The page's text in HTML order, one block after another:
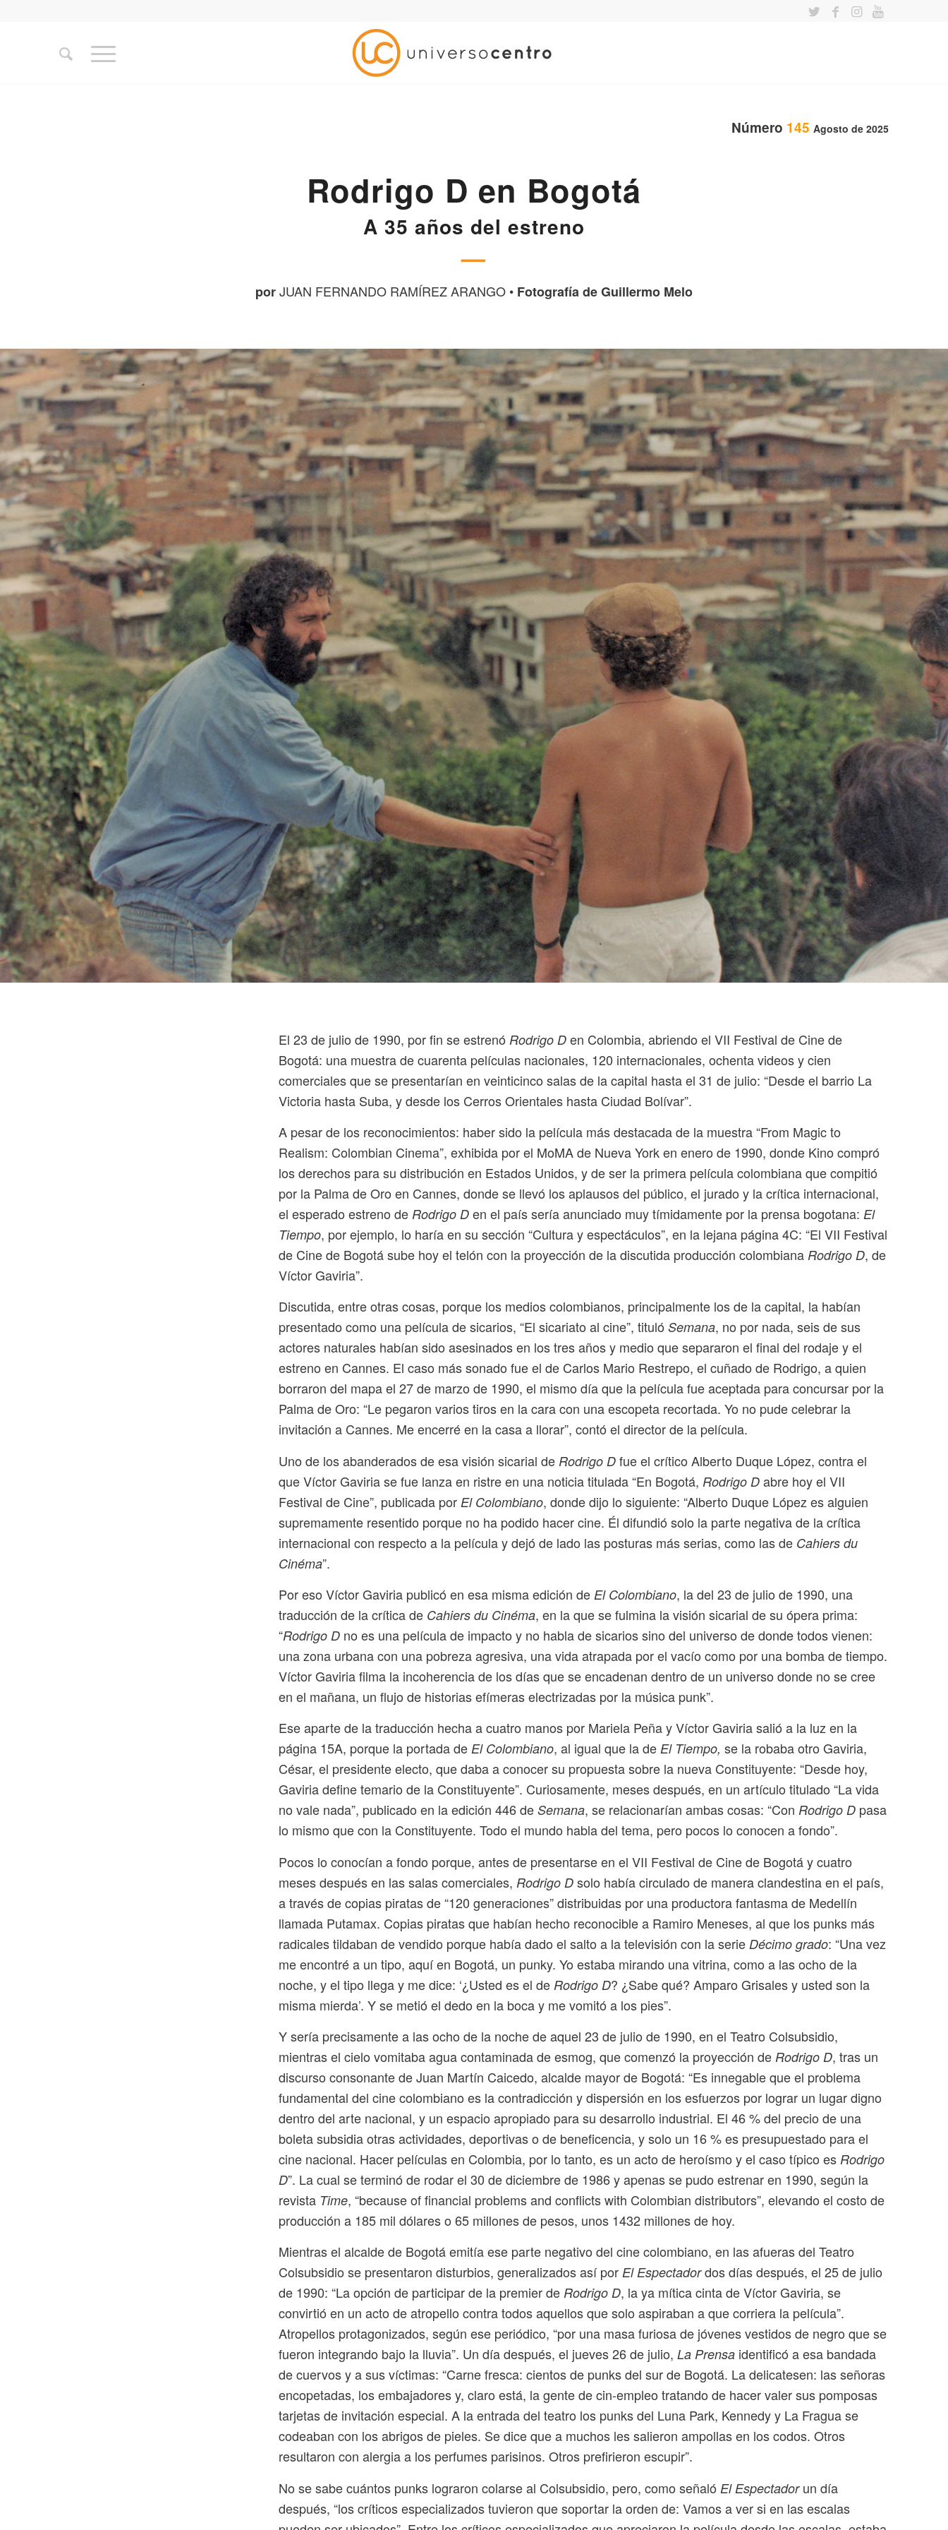
Número 145 Agosto de 2025
Rodrigo D en Bogotá
A 35 años del estreno
—
porJUAN FERNANDO RAMÍREZ ARANGO • Fotografía de Guillermo Melo
El 23 de julio de 1990, por fin se estrenó Rodrigo D en Colombia, abriendo el VII Festival de Cine de
Bogotá: una muestra de cuarenta películas nacionales, 120 internacionales, ochenta videos y cien
comerciales que se presentarían en veinticinco salas de la capital hasta el 31 de julio: “Desde el barrio La
Victoria hasta Suba, y desde los Cerros Orientales hasta Ciudad Bolívar”.
A pesar de los reconocimientos: haber sido la película más destacada de la muestra “From Magic to
Realism: Colombian Cinema”, exhibida por el MoMA de Nueva York en enero de 1990, donde Kino compró
los derechos para su distribución en Estados Unidos, y de ser la primera película colombiana que compitió
por la Palma de Oro en Cannes, donde se llevó los aplausos del público, el jurado y la crítica internacional,
el esperado estreno de Rodrigo Den el país sería anunciado muy tímidamente por la prensa bogotana: El
Tiempo, por ejemplo, lo haría en su sección “Cultura y espectáculos”, en la lejana página 4C: “El VII Festival
de Cine de Bogotá sube hoy el telón con la proyección de la discutida producción colombiana Rodrigo D, de
Víctor Gaviria”.
Discutida, entre otras cosas, porque los medios colombianos, principalmente los de la capital, la habían
presentado como una película de sicarios, “El sicariato al cine”, titulóSemana, no por nada, seis de sus
actores naturales habían sido asesinados en los tres años y medio que separaron el final del rodaje y el
estreno en Cannes. El caso más sonado fue el de Carlos Mario Restrepo, el cuñado de Rodrigo, a quien
borraron del mapa el 27 de marzo de 1990, el mismo día que la película fue aceptada para concursar por la
Palma de Oro: “Le pegaron varios tiros en la cara con una escopeta recortada. Yo no pude celebrar la
invitación a Cannes. Me encerré en la casa a llorar”, contó el director de la película.
Uno de los abanderados de esa visión sicarial de Rodrigo D fue el crítico Alberto Duque López, contra el
que Víctor Gaviria se fue lanza en ristre en una noticia titulada “En Bogotá, Rodrigo D abre hoy el VII
Festival de Cine”, publicada por El Colombiano, donde dijo lo siguiente: “Alberto Duque López es alguien
supremamente resentido porque no ha podido hacer cine. Él difundió solo la parte negativa de la crítica
internacional con respecto a la película y dejó de lado las posturas más serias, como las de Cahiers du
Cinéma”.
Por eso Víctor Gaviria publicó en esa misma edición de El Colombiano, la del 23 de julio de 1990, una
traducción de la crítica de Cahiers du Cinéma, en la que se fulmina la visión sicarial de su ópera prima:
“Rodrigo D no es una película de impacto y no habla de sicarios sino del universo de donde todos vienen:
una zona urbana con una pobreza agresiva, una vida atrapada por el vacío como por una bomba de tiempo.
Víctor Gaviria filma la incoherencia de los días que se encadenan dentro de un universo donde no se cree
en el mañana, un flujo de historias efímeras electrizadas por la música punk”.
Ese aparte de la traducción hecha a cuatro manos por Mariela Peña y Víctor Gaviria salió a la luz en la
página 15A, porque la portada deEl Colombiano, al igual que la deEl Tiempo, se la robaba otro Gaviria,
César, el presidente electo, que daba a conocer su propuesta sobre la nueva Constituyente: “Desde hoy,
Gaviria define temario de la Constituyente”. Curiosamente, meses después, en un artículo titulado “La vida
no vale nada”, publicado en la edición 446 deSemana, se relacionarían ambas cosas: “ConRodrigo D pasa
lo mismo que con la Constituyente. Todo el mundo habla del tema, pero pocos lo conocen a fondo”.
Pocos lo conocían a fondo porque, antes de presentarse en el VII Festival de Cine de Bogotá y cuatro
meses después en las salas comerciales, Rodrigo D solo había circulado de manera clandestina en el país,
a través de copias piratas de “120 generaciones” distribuidas por una productora fantasma de Medellín
llamada Putamax. Copias piratas que habían hecho reconocible a Ramiro Meneses, al que los punks más
radicales tildaban de vendido porque había dado el salto a la televisión con la serie Décimo grado: “Una vez
me encontré a un tipo, aquí en Bogotá, un punky. Yo estaba mirando una vitrina, como a las ocho de la
noche, y el tipo llega y me dice: ‘¿Usted es el de Rodrigo D? ¿Sabe qué? Amparo Grisales y usted son la
misma mierda’. Y se metió el dedo en la boca y me vomitó a los pies”.
Y sería precisamente a las ocho de la noche de aquel 23 de julio de 1990, en el Teatro Colsubsidio,
mientras el cielo vomitaba agua contaminada de esmog, que comenzó la proyección de Rodrigo D, tras un
discurso consonante de Juan Martín Caicedo, alcalde mayor de Bogotá: “Es innegable que el problema
fundamental del cine colombiano es la contradicción y dispersión en los esfuerzos por lograr un lugar digno
dentro del arte nacional, y un espacio apropiado para su desarrollo industrial. El 46 % del precio de una
boleta subsidia otras actividades, deportivas o de beneficencia, y solo un 16 % es presupuestado para el
cine nacional. Hacer películas en Colombia, por lo tanto, es un acto de heroísmo y el caso típico es Rodrigo
D”. La cual se terminó de rodar el 30 de diciembre de 1986 y apenas se pudo estrenar en 1990, según la
revista Time, “because of financial problems and conflicts with Colombian distributors”, elevando el costo de
producción a 185 mil dólares o 65 millones de pesos, unos 1432 millones de hoy.
Mientras el alcalde de Bogotá emitía ese parte negativo del cine colombiano, en las afueras del Teatro
Colsubsidio se presentaron disturbios, generalizados así porEl Espectadordos días después, el 25 de julio
de 1990: “La opción de participar de la premier deRodrigo D, la ya mítica cinta de Víctor Gaviria, se
convirtió en un acto de atropello contra todos aquellos que solo aspiraban a que corriera la película”.
Atropellos protagonizados, según ese periódico, “por una masa furiosa de jóvenes vestidos de negro que se
fueron integrando bajo la lluvia”. Un día después, el jueves 26 de julio,La Prensa identificó a esa bandada
de cuervos y a sus víctimas: “Carne fresca: cientos de punks del sur de Bogotá. La delicatesen: las señoras
encopetadas, los embajadores y, claro está, la gente de cin-empleo tratando de hacer valer sus pomposas
tarjetas de invitación especial. A la entrada del teatro los punks del Luna Park, Kennedy y La Fragua se
codeaban con los abrigos de pieles. Se dice que a muchos les salieron ampollas en los codos. Otros
resultaron con alergia a los perfumes parisinos. Otros prefirieron escupir”.
No se sabe cuántos punks lograron colarse al Colsubsidio, pero, como señaló El Espectadorun día
después, “los críticos especializados tuvieron que soportar la orden de: Vamos a ver si en las escalas